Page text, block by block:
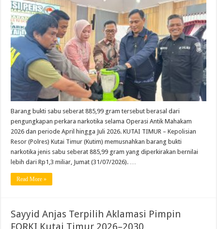
Barang bukti sabu seberat 885,99 gram tersebut berasal dari
pengungkapan perkara narkotika selama Operasi Antik Mahakam
2026 dan periode April hingga Juli 2026. KUTAI TIMUR – Kepolisian
Resor (Polres) Kutai Timur (Kutim) memusnahkan barang bukti
narkotika jenis sabu seberat 885,99 gram yang diperkirakan bernilai
lebih dari Rp1,3 miliar, Jumat (31/07/2026). …
Read More »
Sayyid Anjas Terpilih Aklamasi Pimpin
FORKI Kutai Timur 2026–2030